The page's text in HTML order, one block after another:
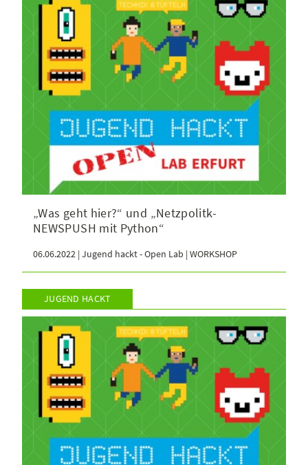
„Was geht hier?“ und „Netzpolitk-
NEWSPUSH mit Python“
06.06.2022 | Jugend hackt - Open Lab | WORKSHOP
JUGEND HACKT